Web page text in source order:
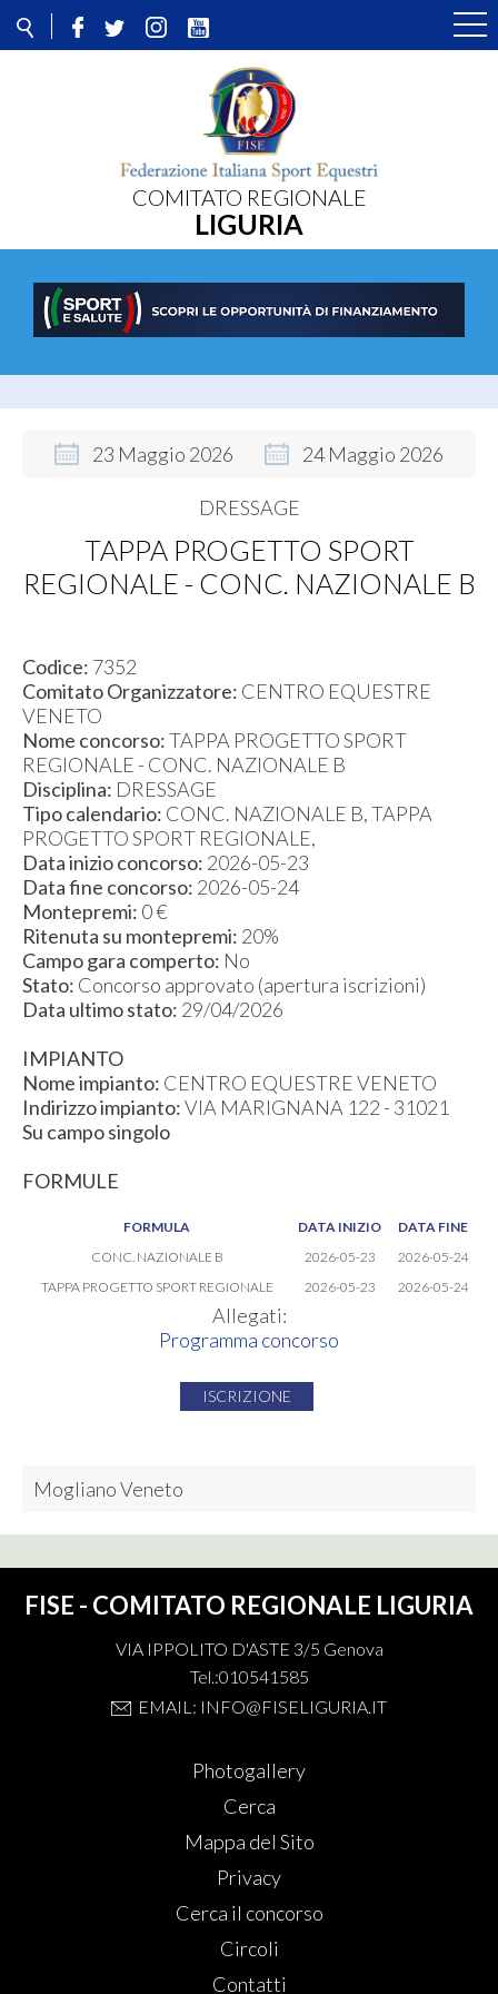
COMITATO REGIONALE
LIGURIA
23 Maggio 2026 24 Maggio 2026
TAPPA PROGETTO SPORT
REGIONALE - CONC. NAZIONALE B
Codice: 7352
Comitato Organizzatore: CENTRO EQUESTRE
VENETO
Nome concorso:TAPPA PROGETTO SPORT
REGIONALE - CONC. NAZIONALE B
Disciplina: DRESSAGE
Tipo calendario: CONC. NAZIONALE B, TAPPA
PROGETTO SPORT REGIONALE,
Data inizio concorso: 2026-05-23
Data fine concorso: 2026-05-24
Montepremi: 0 €
Ritenuta su montepremi: 20%
Campo gara comperto: No
Stato: Concorso approvato (apertura iscrizioni)
Data ultimo stato: 29/04/2026
IMPIANTO
Nome impianto: CENTRO EQUESTRE VENETO
Indirizzo impianto:VIA MARIGNANA 122 - 31021
Su campo singolo
FORMULE
FORMULA DATA INIZIO
DATA FINE
CONC. NAZIONALE B
2026-05-23
2026-05-24
TAPPA PROGETTO SPORT REGIONALE
2026-05-23 2026-05-24
Allegati:
Programma concorso
ISCRIZIONE
DRESSAGE
Mogliano Veneto
FISE - COMITATO REGIONALE LIGURIA
VIA IPPOLITO D'ASTE 3/5 Genova
Tel.:010541585
EMAIL: INFO@FISELIGURIA.IT
Photogallery
Cerca
Mappa del Sito
Privacy
Cerca il concorso
Circoli
Contatti